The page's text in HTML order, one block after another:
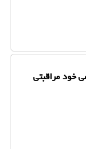
خود مراقبتی